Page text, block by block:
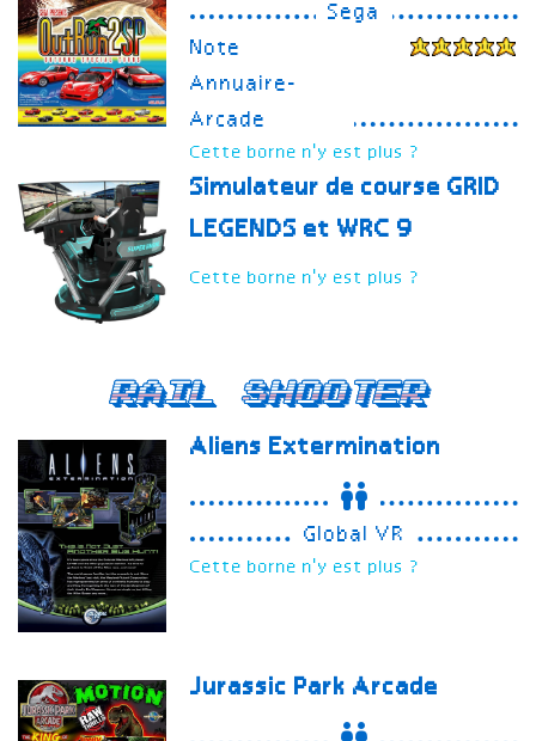
Sega
Note
Annuaire-
Arcade
Cette borne n'y est plus ?
Simulateur de course GRID
LEGENDS et WRC 9
Cette borne n'y est plus ?
Rail Shooter
Aliens Extermination
Global VR
Cette borne n'y est plus ?
Jurassic Park Arcade